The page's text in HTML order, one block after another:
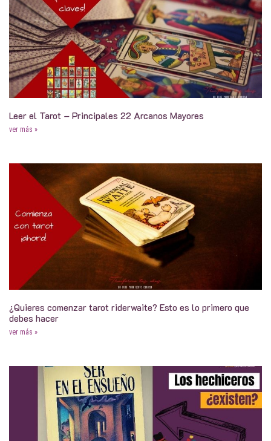
Leer el Tarot – Principales 22 Arcanos Mayores
ver más »
¿Quieres comenzar tarot riderwaite? Esto es lo primero que
debes hacer
ver más »